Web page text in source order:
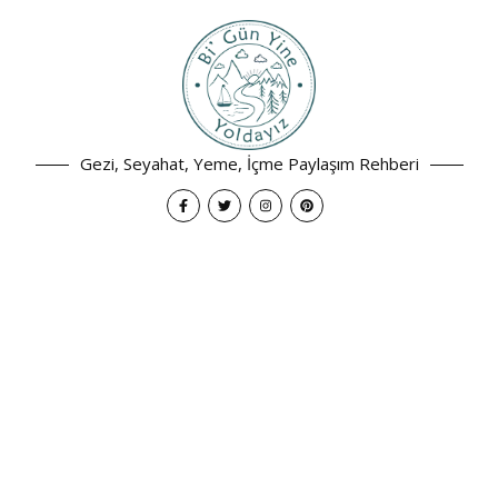
Gezi, Seyahat, Yeme, İçme Paylaşım Rehberi